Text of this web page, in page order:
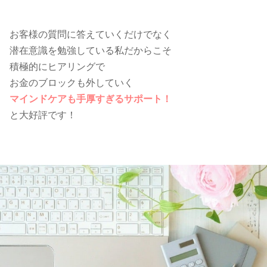
お客様の質問に答えていくだけでなく
潜在意識を勉強している私だからこそ
積極的にヒアリングで
お金のブロックも外していく
マインドケアも手厚すぎるサポート！
と大好評です！